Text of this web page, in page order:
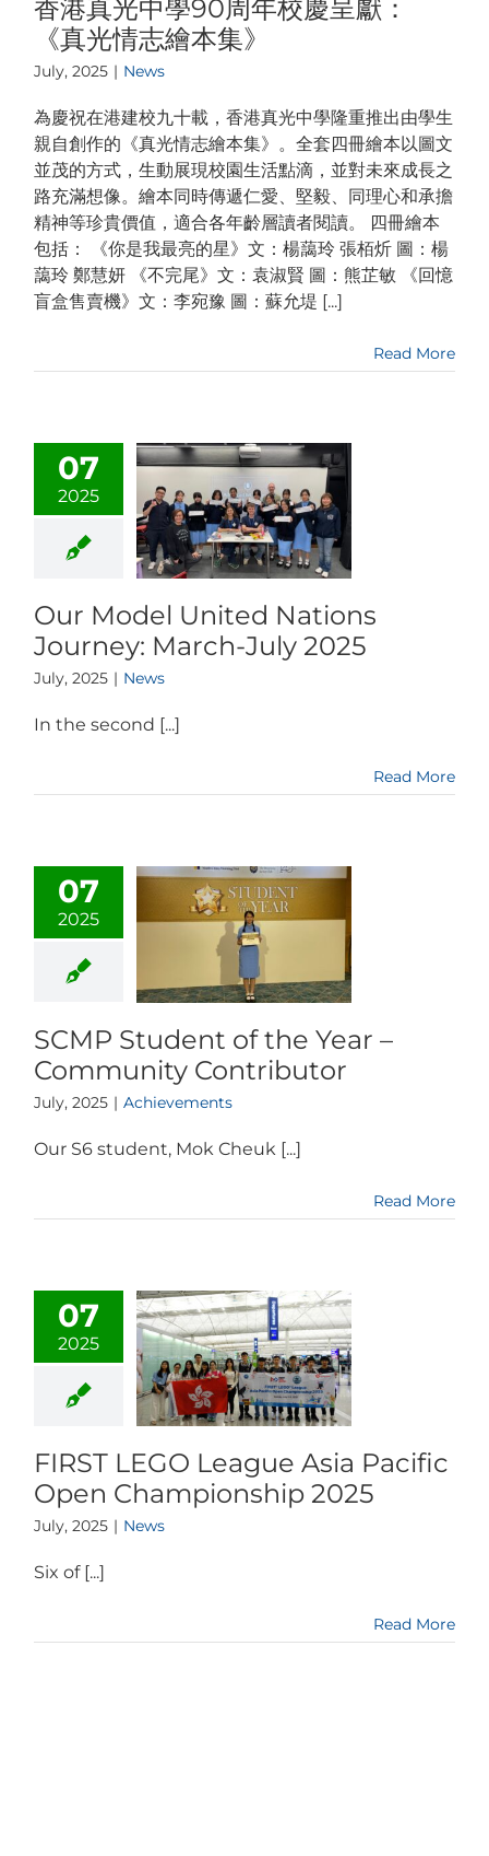
香港真光中學90周年校慶呈獻：
《真光情志繪本集》
July, 2025 | News
為慶祝在港建校九十載，香港真光中學隆重推出由學生
親自創作的《真光情志繪本集》。全套四冊繪本以圖文
並茂的方式，生動展現校園生活點滴，並對未來成長之
路充滿想像。繪本同時傳遞仁愛、堅毅、同理心和承擔
精神等珍貴價值，適合各年齡層讀者閱讀。 四冊繪本
包括： 《你是我最亮的星》文：楊藹玲 張栢炘 圖：楊
藹玲 鄭慧妍 《不完尾》文：袁淑賢 圖：熊芷敏 《回憶
盲盒售賣機》文：李宛豫 圖：蘇允堤 [...]
Read More
07
2025
Our Model United Nations
Journey: March-July 2025
July, 2025 | News
In the second [...]
Read More
07
2025
SCMP Student of the Year –
Community Contributor
July, 2025 | Achievements
Our S6 student, Mok Cheuk [...]
Read More
07
2025
FIRST LEGO League Asia Pacific
Open Championship 2025
July, 2025 | News
Six of [...]
Read More